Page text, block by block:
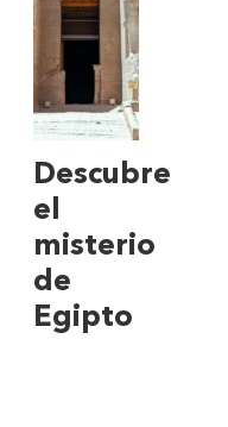
Descubre
el
misterio
de
Egipto